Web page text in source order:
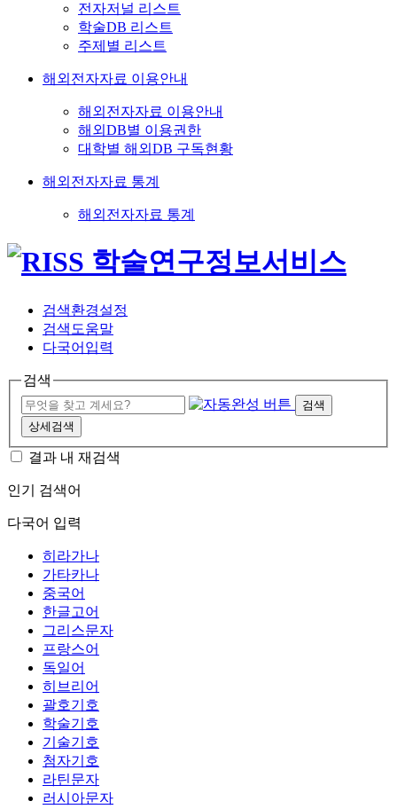
전자저널 리스트
학술DB 리스트
주제별 리스트
해외전자자료 이용안내
해외전자자료 이용안내
해외DB별 이용권한
대학별 해외DB 구독현황
해외전자자료 통계
해외전자자료 통계
검색환경설정
검색도움말
다국어입력
검색
검색
상세검색
결과 내 재검색
인기 검색어
다국어 입력
히라가나
가타카나
중국어
한글고어
그리스문자
프랑스어
독일어
히브리어
괄호기호
학술기호
기술기호
첨자기호
라틴문자
러시아문자